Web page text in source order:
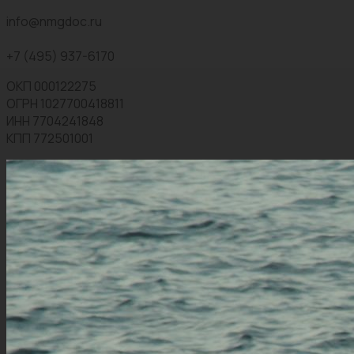
info@nmgdoc.ru
+7 (495) 937-6170
ОКП 000122275
ОГРН 1027700418811
ИНН 7704241848
КПП 772501001